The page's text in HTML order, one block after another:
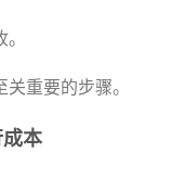
重要的步骤。
本